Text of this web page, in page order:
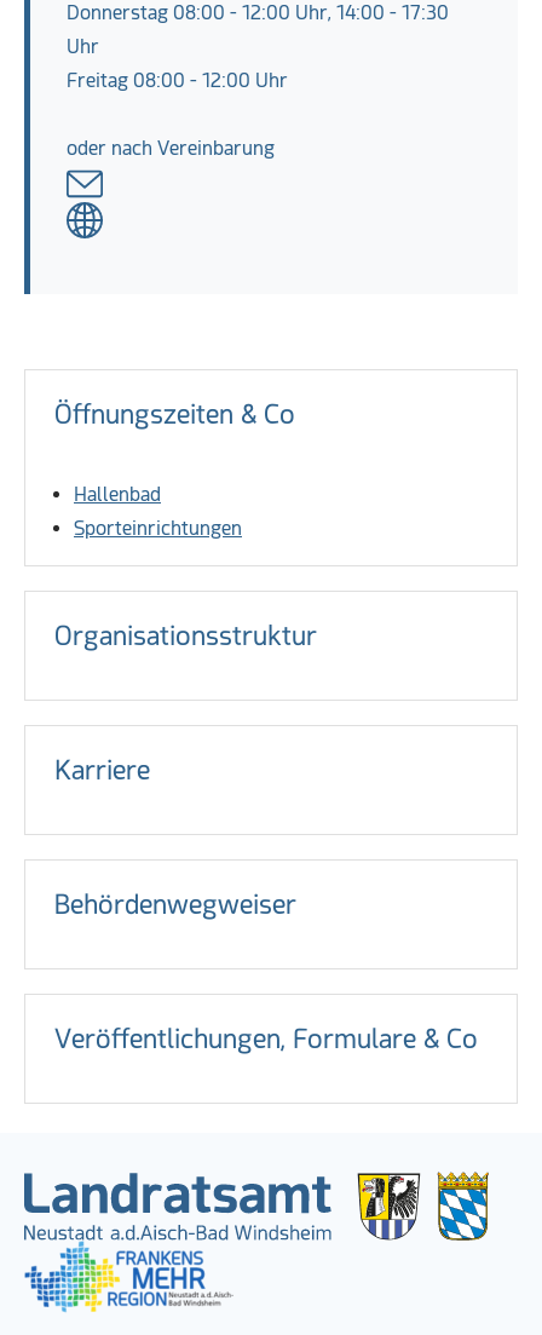
Donnerstag 08:00 - 12:00 Uhr, 14:00 - 17:30
Uhr
Freitag 08:00 - 12:00 Uhr
oder nach Vereinbarung
Öffnungszeiten & Co
Hallenbad
Sporteinrichtungen
Organisationsstruktur
Karriere
Behördenwegweiser
Veröffentlichungen, Formulare & Co